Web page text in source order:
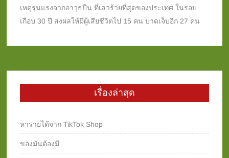
เหตุรุนแรงจากอาวุธปืน ที่เลวร้ายที่สุดของประเทศ ในรอบ
เกือบ 30 ปี ส่งผลให้มีผู้เสียชีวิตไป 15 คน บาดเจ็บอีก 27 คน
เรื่องล่าสุด
หารายได้จาก TikTok Shop
ของมันต้องมี